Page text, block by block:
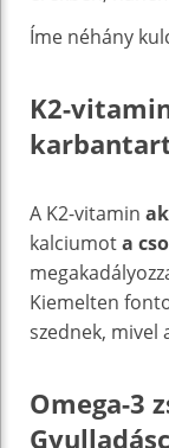
Íme néhány
K2-
A K2-vitamin
kalciumota
Kiemelten
szednek, mivel
Omega-3